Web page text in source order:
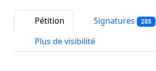
Pétition Signatures 205
Plus de visibilité